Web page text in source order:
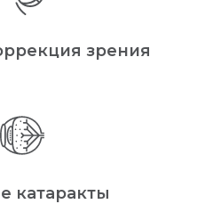
зрения
катаракты